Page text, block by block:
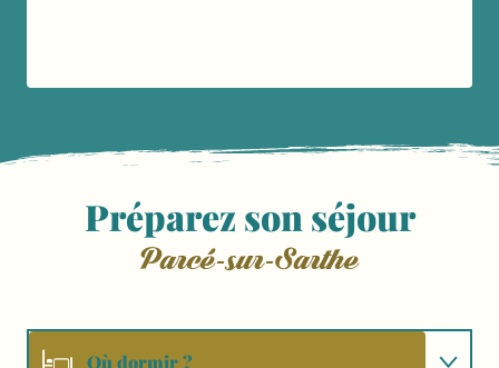
Préparez son séjour
Parcé-sur-Sarthe
Où dormir ?